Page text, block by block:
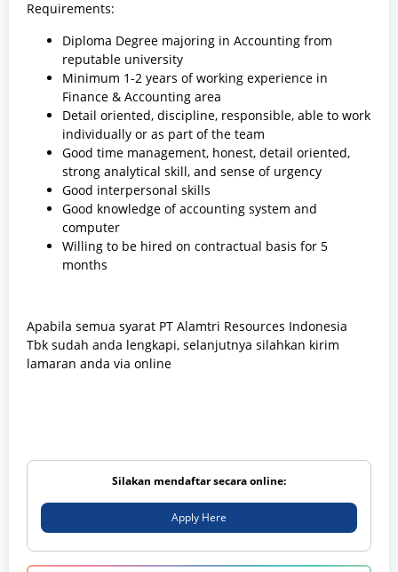
Requirements:
Diploma Degree majoring in Accounting from
reputable university
Minimum 1-2 years of working experience in
Finance & Accounting area
Detail oriented, discipline, responsible, able to work
individually or as part of the team
Good time management, honest, detail oriented,
strong analytical skill, and sense of urgency
Good interpersonal skills
Good knowledge of accounting system and
computer
Willing to be hired on contractual basis for 5
months
Apabila semua syarat PT Alamtri Resources Indonesia
Tbk sudah anda lengkapi, selanjutnya silahkan kirim
lamaran anda via online
Silakan mendaftar secara online:
Apply Here